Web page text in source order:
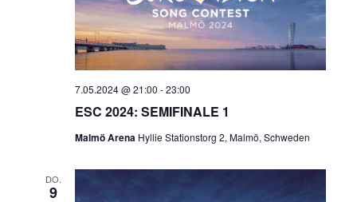
ESC 2024: SEMIFINALE 1
7.05.2024 @ 21:00 -23:00
Malmö Arena Hyllie Stationstorg 2, Malmö, Schweden
DO.
9